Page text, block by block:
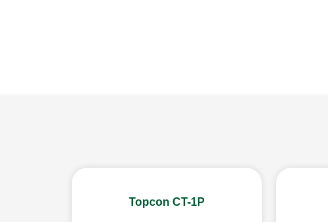
Topcon CT-1P